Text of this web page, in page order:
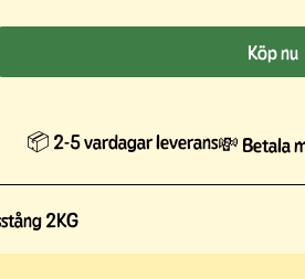
Köp nu
📦 2-5 vardagar leverans💸 Betala
2KG